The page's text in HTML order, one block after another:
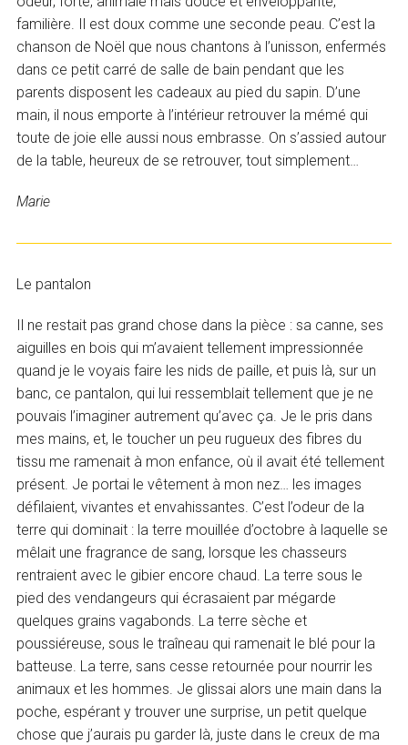
familière. Il est doux comme une seconde peau. C’est la
chanson de Noël que nous chantons à l’unisson, enfermés
dans ce petit carré de salle de bain pendant que les
parents disposent les cadeaux au pied du sapin. D’une
main, il nous emporte à l’intérieur retrouver la mémé qui
toute de joie elle aussi nous embrasse. On s’assied autour
de la table, heureux de se retrouver, tout simplement…
Marie
Le pantalon
Il ne restait pas grand chose dans la pièce : sa canne, ses
aiguilles en bois qui m’avaient tellement impressionnée
quand je le voyais faire les nids de paille, et puis là, sur un
banc, ce pantalon, qui lui ressemblait tellement que je ne
pouvais l’imaginer autrement qu’avec ça. Je le pris dans
mes mains, et, le toucher un peu rugueux des fibres du
tissu me ramenait à mon enfance, où il avait été tellement
présent. Je portai le vêtement à mon nez… les images
défilaient, vivantes et envahissantes. C’est l’odeur de la
terre qui dominait : la terre mouillée d’octobre à laquelle se
mêlait une fragrance de sang, lorsque les chasseurs
rentraient avec le gibier encore chaud. La terre sous le
pied des vendangeurs qui écrasaient par mégarde
quelques grains vagabonds. La terre sèche et
poussiéreuse, sous le traîneau qui ramenait le blé pour la
batteuse. La terre, sans cesse retournée pour nourrir les
animaux et les hommes. Je glissai alors une main dans la
poche, espérant y trouver une surprise, un petit quelque
chose que j’aurais pu garder là, juste dans le creux de ma